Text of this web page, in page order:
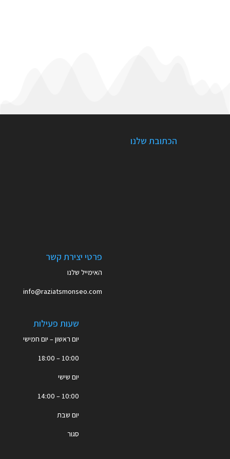
הכתובת שלנו
פרטי יצירת קשר
האימייל שלנו
info@raziatsmonseo.com
שעות פעילות
יום ראשון – יום חמישי
10:00 – 18:00
יום שישי
10:00 – 14:00
יום שבת
סגור